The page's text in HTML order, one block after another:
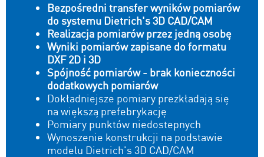
Domy szkieletowe
Konstrukcje inżynierskie
Domy CLT, MHM, HBE
Wizualizacje
Logistyka
Bezpośredni transfer wyników pomiarów
do systemu Dietrich's 3D CAD/CAM
Realizacja pomiarów przez jedną osobę
Wyniki pomiarów zapisane do formatu
DXF 2D i 3D
Spójność pomiarów - brak konieczności
dodatkowych pomiarów
Dokładniejsze pomiary prezkładają się
na większą prefebrykację
Pomiary punktów niedostepnych
Wynoszenie konstrukcji na podstawie
modelu Dietrich's 3D CAD/CAM